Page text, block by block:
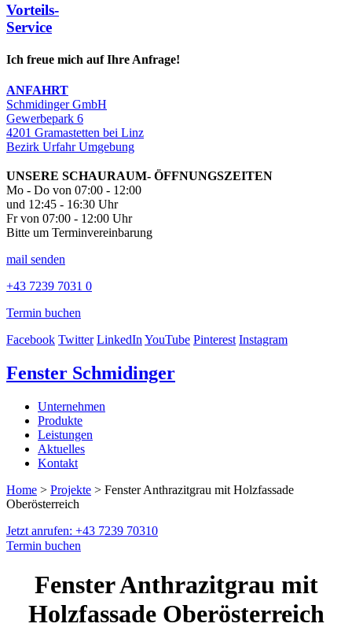
Vorteils-
Service
Ich freue mich auf Ihre Anfrage!
ANFAHRT
Schmidinger GmbH
Gewerbepark 6
4201 Gramastetten bei Linz
Bezirk Urfahr Umgebung
UNSERE SCHAURAUM- ÖFFNUNGSZEITEN
Mo - Do von 07:00 - 12:00
und 12:45 - 16:30 Uhr
Fr von 07:00 - 12:00 Uhr
Bitte um Terminvereinbarung
mail senden
+43 7239 7031 0
Termin buchen
Facebook Twitter LinkedInYouTube Pinterest Instagram
Fenster Schmidinger
Unternehmen
Produkte
Leistungen
Aktuelles
Kontakt
Home > Projekte > Fenster Anthrazitgrau mit Holzfassade
Oberösterreich
Jetzt anrufen: +43 7239 70310
Termin buchen
Fenster Anthrazitgrau mit
Holzfassade Oberösterreich